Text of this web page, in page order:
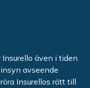
även i tiden
avseende
Insurellos rätt till